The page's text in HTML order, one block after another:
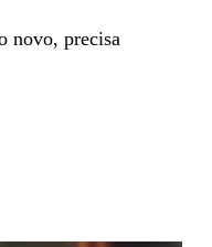
novo, precisa